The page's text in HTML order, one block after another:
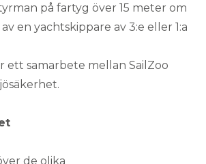
på fartyg över 15 meter om
en yachtskippare av 3:e eller 1:a
ett samarbete mellan SailZoo
.
de olika